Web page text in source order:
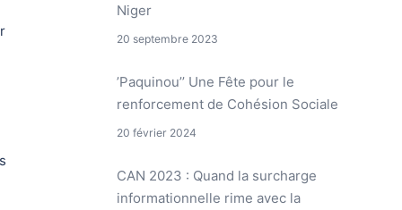
Niger
20 septembre 2023
’Paquinou’’ Une Fête pour le
renforcement de Cohésion Sociale
20 février 2024
CAN 2023 : Quand la surcharge
informationnelle rime avec la